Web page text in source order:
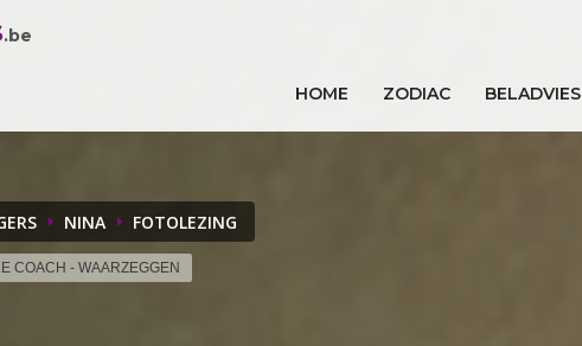
.be
HOME ZODIAC BELADVIES
NINA FOTOLEZING
COACH - WAARZEGGEN